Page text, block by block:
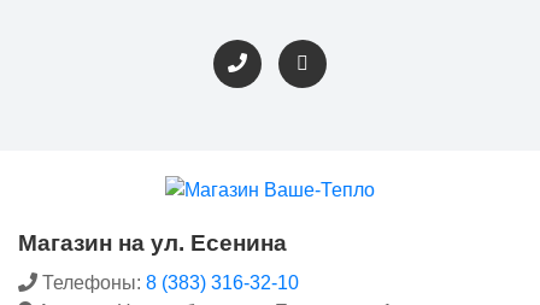
Магазин на ул. Есенина
Телефоны: 8 (383) 316-32-10